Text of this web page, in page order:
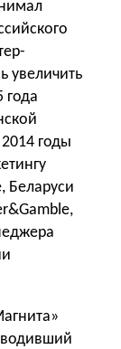
увеличить
года
годы
Беларуси